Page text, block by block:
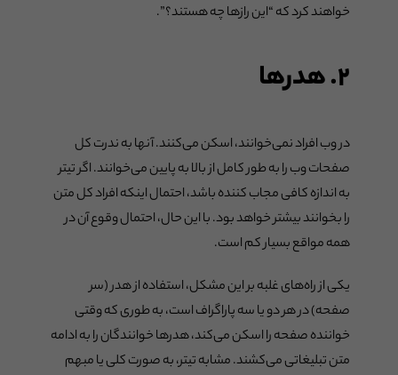
خواهند کرد که “این رازها چه هستند؟”.
۲. هدرها
در وب افراد نمی‌خوانند، اسکن می‌کنند. آنها به ندرت کل
صفحات وب را به طور کامل از بالا به پایین می‌خوانند. اگر تیتر
به اندازه کافی مجاب کننده باشد، احتمال اینکه افراد کل متن
را بخوانند بیشتر خواهد بود. با این حال، احتمال وقوع آن در
همه مواقع بسیار کم است.
یکی از راه‌های غلبه بر این مشکل، استفاده از هدر (سر
صفحه) در هر دو یا سه پاراگراف است، به طوری که وقتی
خواننده صفحه را اسکن می‌کند، هدرها خوانندگان را به ادامه
متن تبلیغاتی می‌کشند. مشابه تیتر، به صورت کلی یا مبهم